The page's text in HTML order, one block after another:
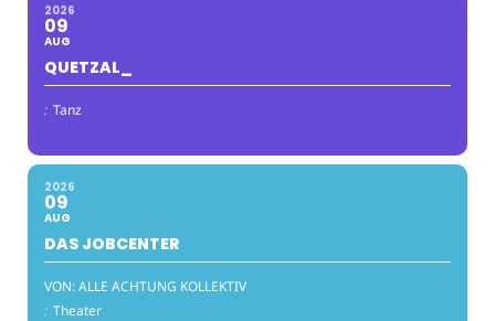
2026
09
AUG
QUETZAL_
: Tanz
2026
09
AUG
DAS JOBCENTER
VON: ALLE ACHTUNG KOLLEKTIV
: Theater